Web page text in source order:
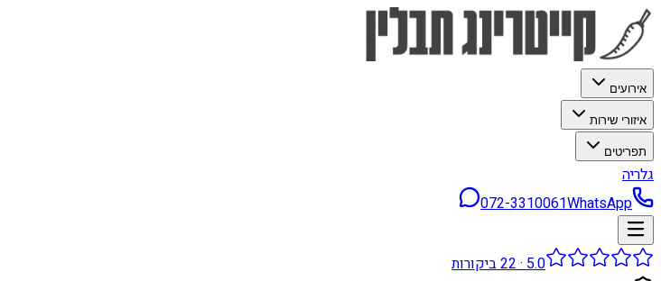
אירועים
איזורי שירות
תפריטים
גלריה
072-3310061WhatsApp
5.0
·
22ביקורות